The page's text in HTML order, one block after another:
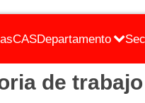
CASDepartamento
de